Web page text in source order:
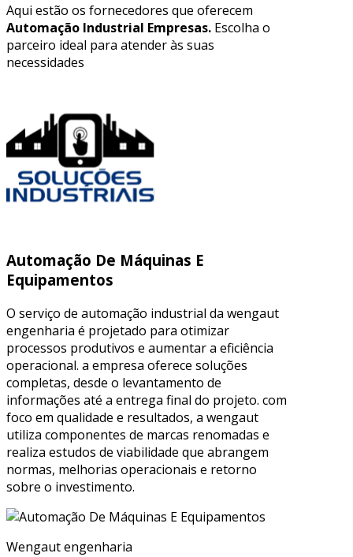
Aqui estão os fornecedores que oferecem
Automação Industrial Empresas. Escolha o
parceiro ideal para atender às suas
necessidades
Automação De Máquinas E
Equipamentos
O serviço de automação industrial da wengaut
engenharia é projetado para otimizar
processos produtivos e aumentar a eficiência
operacional. a empresa oferece soluções
completas, desde o levantamento de
informações até a entrega final do projeto. com
foco em qualidade e resultados, a wengaut
utiliza componentes de marcas renomadas e
realiza estudos de viabilidade que abrangem
normas, melhorias operacionais e retorno
sobre o investimento.
Wengaut engenharia